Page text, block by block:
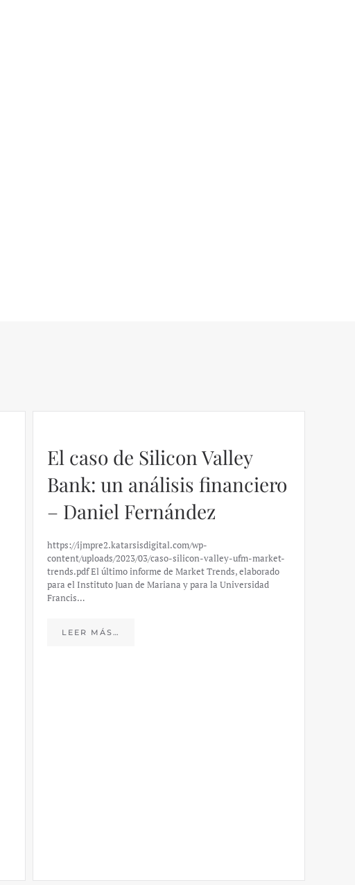
El caso de Silicon Valley
Bank: un análisis financiero
– Daniel Fernández
https://ijmpre2.katarsisdigital.com/wp-
content/uploads/2023/03/caso-silicon-valley-ufm-market-
trends.pdf El último informe de Market Trends, elaborado
para el Instituto Juan de Mariana y para la Universidad
Francis…
LEER MÁS…